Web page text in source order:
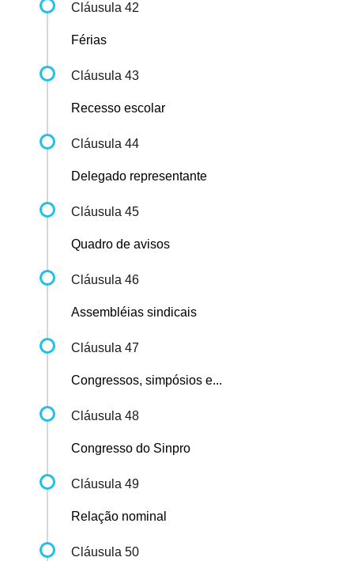
Cláusula 42
Férias
Cláusula 43
Recesso escolar
Cláusula 44
Delegado representante
Cláusula 45
Quadro de avisos
Cláusula 46
Assembléias sindicais
Cláusula 47
Congressos, simpósios e...
Cláusula 48
Congresso do Sinpro
Cláusula 49
Relação nominal
Cláusula 50